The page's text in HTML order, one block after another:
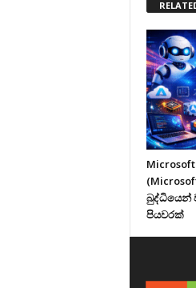
බුද්ධියෙන්
පියවරක්